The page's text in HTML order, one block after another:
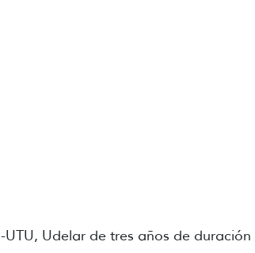
UTU, Udelar de tres años de